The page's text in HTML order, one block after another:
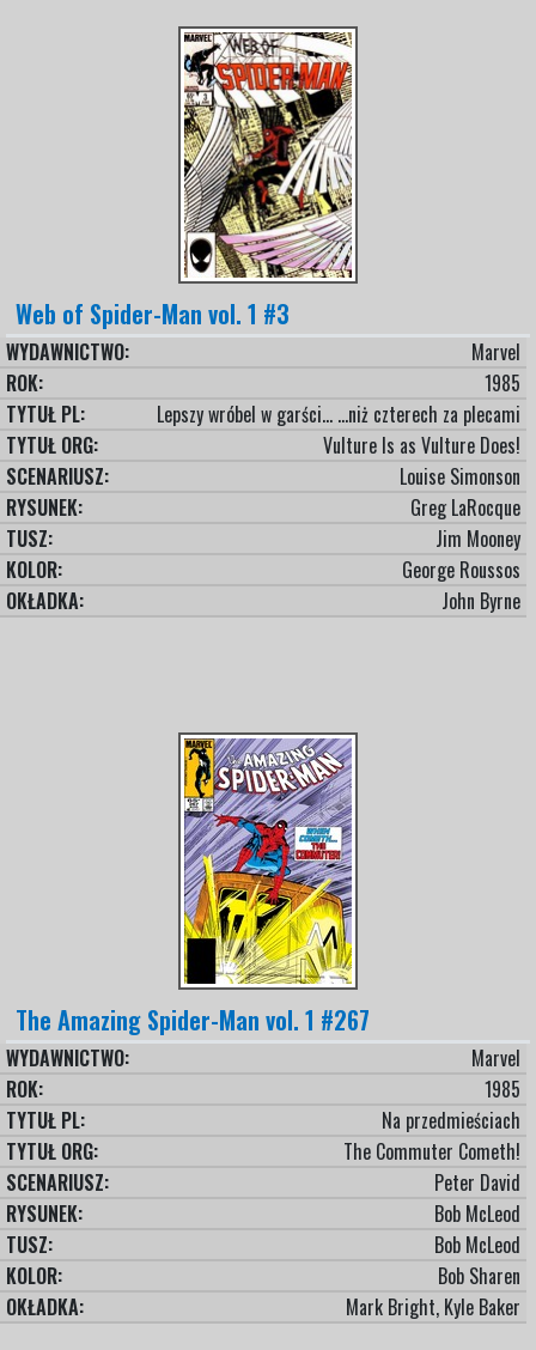
Web of Spider-Man vol. 1 #3
WYDAWNICTWO:
Marvel
ROK:
1985
TYTUŁ PL:
Lepszy wróbel w garści… …niż czterech za plecami
TYTUŁ ORG:
Vulture Is as Vulture Does!
SCENARIUSZ:
Louise Simonson
RYSUNEK:
Greg LaRocque
TUSZ:
Jim Mooney
KOLOR:
George Roussos
OKŁADKA:
John Byrne
The Amazing Spider-Man vol. 1 #267
WYDAWNICTWO:
Marvel
ROK:
1985
TYTUŁ PL:
Na przedmieściach
TYTUŁ ORG:
The Commuter Cometh!
SCENARIUSZ:
Peter David
RYSUNEK:
Bob McLeod
TUSZ:
Bob McLeod
KOLOR:
Bob Sharen
OKŁADKA:
Mark Bright, Kyle Baker